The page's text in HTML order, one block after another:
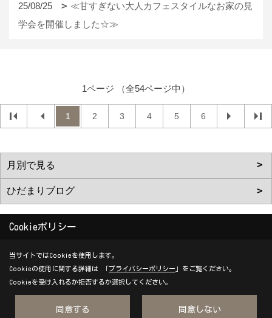
25/08/25
≪甘すぎない大人カフェスタイルなお家の見
学会を開催しました☆≫
1ページ （全54ページ中）
1 2 3 4 5 6
株式会社ハウスサポート / i leaf labo（アイリーフラボ）
〒617-0001
京都府向日市物集女町森ノ上6番地11
075-935-8588
Cookieポリシー
当サイトではCookieを使用します。
Cookieの使用に関する詳細は 「プライバシーポリシー 」をご覧ください。
Cookieを受け入れるか拒否するか選択してください。
同意する 同意しない